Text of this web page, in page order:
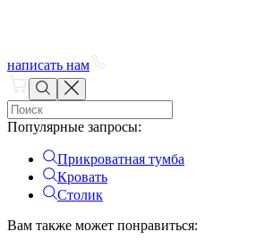
написать нам
Популярные запросы:
Прикроватная тумба
Кровать
Столик
Вам также может понравиться: